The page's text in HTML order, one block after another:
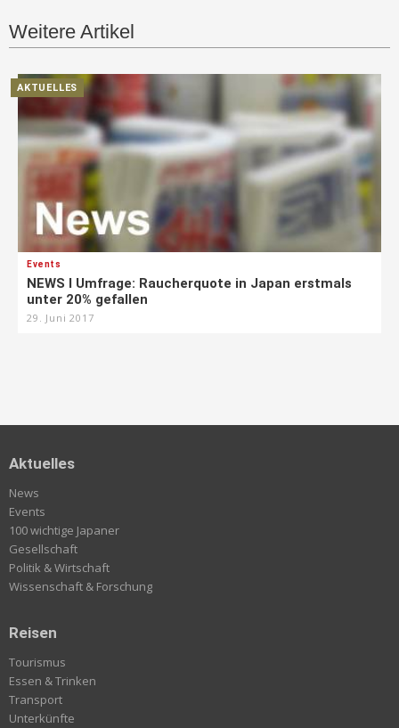
Weitere Artikel
AKTUELLES
Events
NEWS I Umfrage: Raucherquote in Japan erstmals
unter 20% gefallen
29. Juni 2017
Aktuelles
News
Events
100 wichtige Japaner
Gesellschaft
Politik & Wirtschaft
Wissenschaft & Forschung
Reisen
Tourismus
Essen & Trinken
Transport
Unterkünfte